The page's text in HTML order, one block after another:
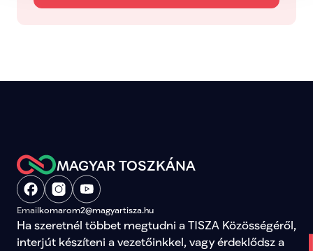
MAGYAR TOSZKÁNA
Emailkomarom2@magyartisza.hu
Ha szeretnél többet megtudni a TISZA Közösségéről,
interjút készíteni a vezetőinkkel, vagy érdeklődsz a